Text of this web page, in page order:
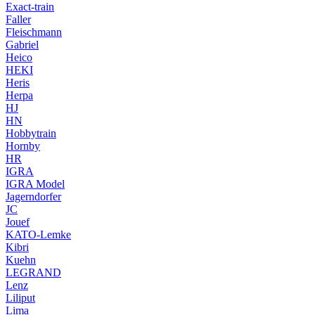
Exact-train
Faller
Fleischmann
Gabriel
Heico
HEKI
Heris
Herpa
HJ
HN
Hobbytrain
Hornby
HR
IGRA
IGRA Model
Jagerndorfer
JC
Jouef
KATO-Lemke
Kibri
Kuehn
LEGRAND
Lenz
Liliput
Lima